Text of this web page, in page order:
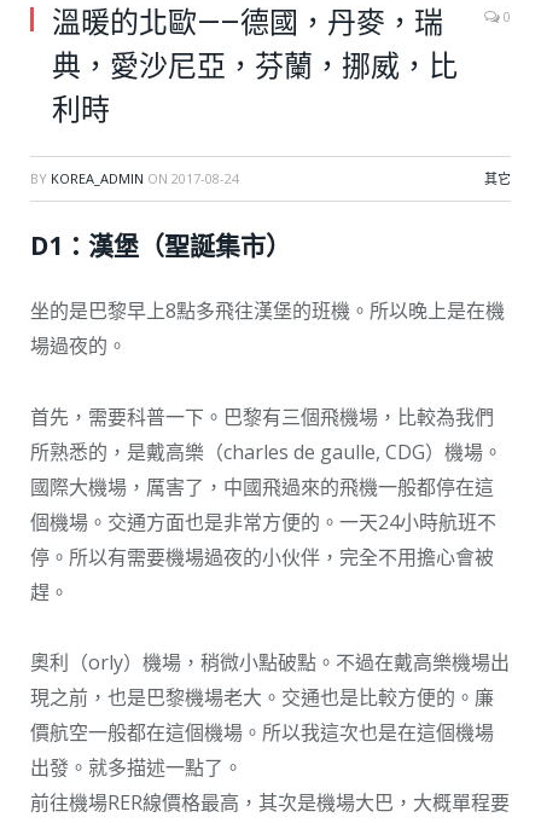
溫暖的北歐—–德國，丹麥，瑞
典，愛沙尼亞，芬蘭，挪威，比
利時
0
BY KOREA_ADMIN ON 2017-08-24 其它
D1：漢堡（聖誕集市）
坐的是巴黎早上8點多飛往漢堡的班機。所以晚上是在機
場過夜的。
首先，需要科普一下。巴黎有三個飛機場，比較為我們
所熟悉的，是戴高樂（charles de gaulle, CDG）機場。
國際大機場，厲害了，中國飛過來的飛機一般都停在這
個機場。交通方面也是非常方便的。一天24小時航班不
停。所以有需要機場過夜的小伙伴，完全不用擔心會被
趕。
奧利（orly）機場，稍微小點破點。不過在戴高樂機場出
現之前，也是巴黎機場老大。交通也是比較方便的。廉
價航空一般都在這個機場。所以我這次也是在這個機場
出發。就多描述一點了。
前往機場RER線價格最高，其次是機場大巴，大概單程要